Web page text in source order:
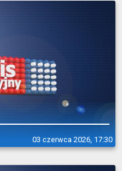
03 czerwca 2026, 17:30